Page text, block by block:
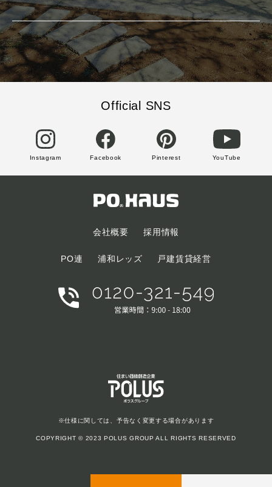
Official SNS
Instagram Facebook Pinterest YouTube
会社概要 採用情報
PO連 浦和レッズ 戸建賃貸経営
※仕様に関しては、予告なく変更する場合があります
COPYRIGHT © 2023 POLUS GROUP ALL RIGHTS RESERVED